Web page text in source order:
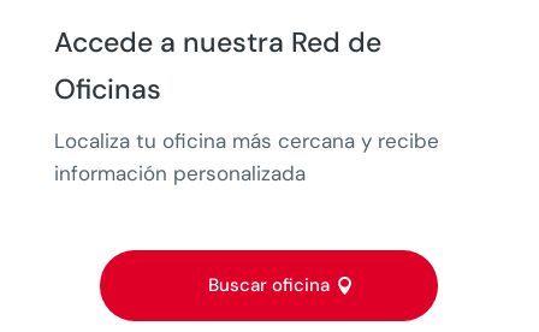
Accede a nuestra Red de
Oficinas
Localiza tu oficina más cercana y recibe
información personalizada
Buscar oficina